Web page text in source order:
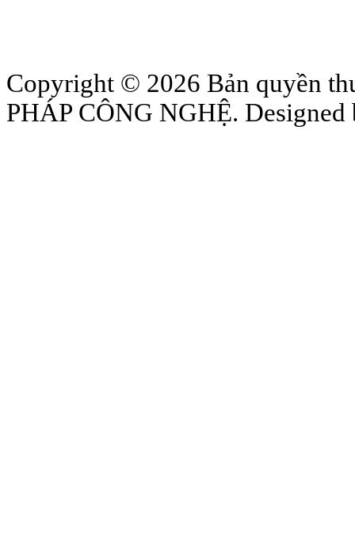
Copyright © 2026 Bản quyền
PHÁP CÔNG NGHỆ.